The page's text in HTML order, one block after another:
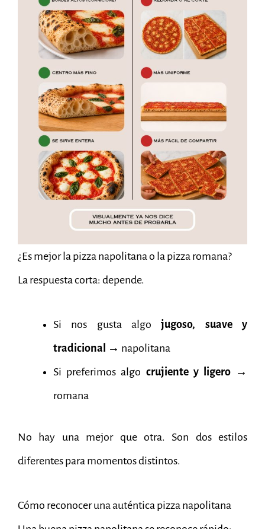
¿Es mejor la pizza napolitana o la pizza romana?
La respuesta corta: depende.
Si nos gusta algojugoso, suave y
tradicional → napolitana
Si preferimos algo crujiente y ligero→
romana
No hay una mejor que otra. Son dos estilos
diferentes para momentos distintos.
Cómo reconocer una auténtica pizza napolitana